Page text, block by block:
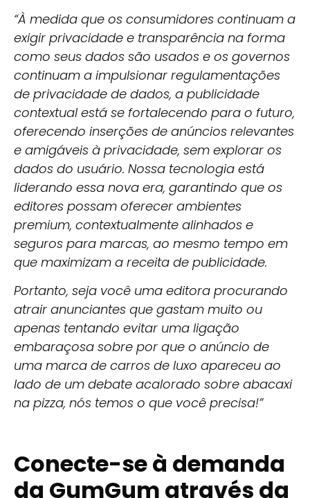
“À medida que os consumidores continuam a
exigir privacidade e transparência na forma
como seus dados são usados e os governos
continuam a impulsionar regulamentações
de privacidade de dados, a publicidade
contextual está se fortalecendo para o futuro,
oferecendo inserções de anúncios relevantes
e amigáveis à privacidade, sem explorar os
dados do usuário. Nossa tecnologia está
liderando essa nova era, garantindo que os
editores possam oferecer ambientes
premium, contextualmente alinhados e
seguros para marcas, ao mesmo tempo em
que maximizam a receita de publicidade.
Portanto, seja você uma editora procurando
atrair anunciantes que gastam muito ou
apenas tentando evitar uma ligação
embaraçosa sobre por que o anúncio de
uma marca de carros de luxo apareceu ao
lado de um debate acalorado sobre abacaxi
na pizza, nós temos o que você precisa!”
Conecte-se à demanda
da GumGum através da